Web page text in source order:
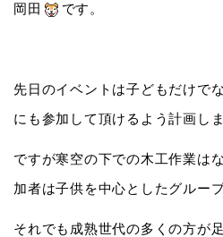
岡田
です。
先日のイベントは子どもだけで
にも参加して頂けるよう計画しま
ですが寒空の下での木工作業は
加者は子供を中心としたグルー
それでも成熟世代の多くの方が